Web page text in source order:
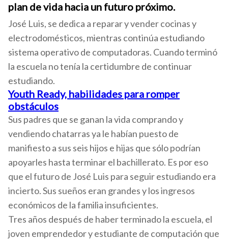
plan de vida hacia un futuro próximo.
José Luis, se dedica a reparar y vender cocinas y
electrodomésticos, mientras continúa estudiando
sistema operativo de computadoras. Cuando terminó
la escuela no tenía la certidumbre de continuar
estudiando.
Youth Ready, habilidades para romper
obstáculos
Sus padres que se ganan la vida comprando y
vendiendo chatarras ya le habían puesto de
manifiesto a sus seis hijos e hijas que sólo podrían
apoyarles hasta terminar el bachillerato. Es por eso
que el futuro de José Luis para seguir estudiando era
incierto. Sus sueños eran grandes y los ingresos
económicos de la familia insuficientes.
Tres años después de haber terminado la escuela, el
joven emprendedor y estudiante de computación que